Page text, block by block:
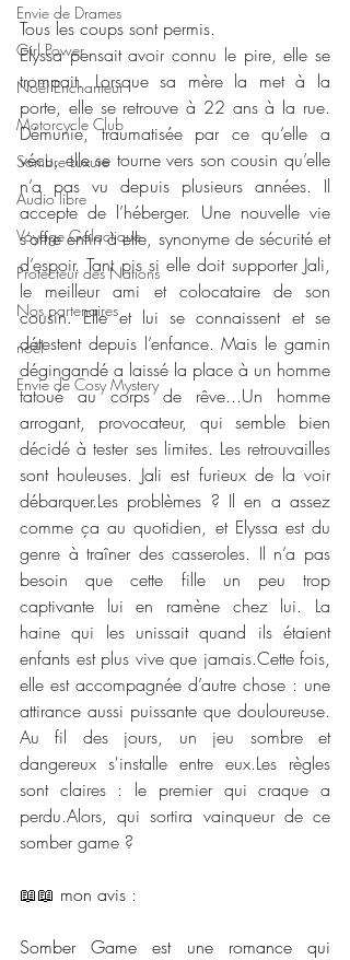
Envie de Drames
Girl Power
Noël Enchanteur
Motorcycle Club
Sombre Luxure
Audio libre
Voyage Galactique
Protecteur des Nations
Nos partenaires
noêl
Envie de Cosy Mystery
Tous les coups sont permis.
Elyssa pensait avoir connu le pire, elle se
trompait. Lorsque sa mère la met à la
porte, elle se retrouve à 22 ans à la rue.
Démunie, traumatisée par ce qu’elle a
vécu, elle se tourne vers son cousin qu’elle
n’a pas vu depuis plusieurs années. Il
accepte de l’héberger. Une nouvelle vie
s’offre enfin à elle, synonyme de sécurité et
d’espoir. Tant pis si elle doit supporter Jali,
le meilleur ami et colocataire de son
cousin. Elle et lui se connaissent et se
détestent depuis l’enfance. Mais le gamin
dégingandé a laissé la place à un homme
tatoué au corps de rêve...Un homme
arrogant, provocateur, qui semble bien
décidé à tester ses limites. Les retrouvailles
sont houleuses. Jali est furieux de la voir
débarquer.Les problèmes ? Il en a assez
comme ça au quotidien, et Elyssa est du
genre à traîner des casseroles. Il n’a pas
besoin que cette fille un peu trop
captivante lui en ramène chez lui. La
haine qui les unissait quand ils étaient
enfants est plus vive que jamais.Cette fois,
elle est accompagnée d’autre chose : une
attirance aussi puissante que douloureuse.
Au fil des jours, un jeu sombre et
dangereux s'installe entre eux.Les règles
sont claires : le premier qui craque a
perdu.Alors, qui sortira vainqueur de ce
somber game ?
📖📖 mon avis :
Somber Game est une romance qui